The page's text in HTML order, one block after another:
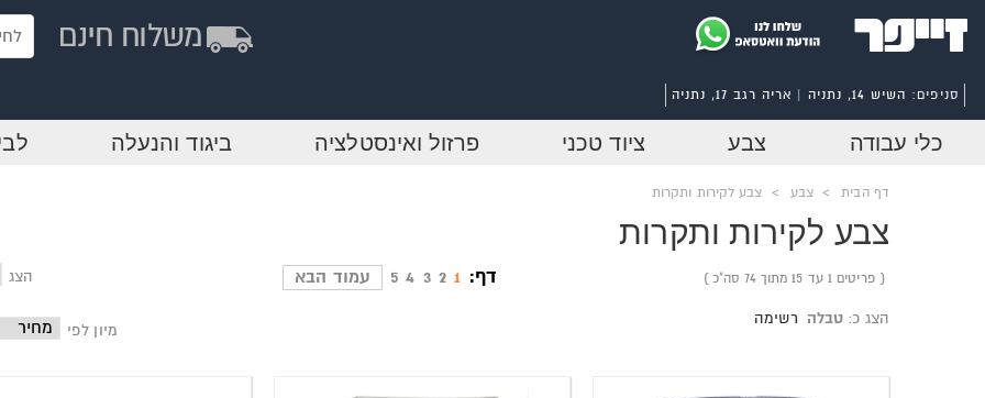
סניפים: השיש 14, נתניה | אריה רגב 17, נתניה
כלי עבודה צבע ציוד טכני פרזול ואינסטלציה ביגוד והנעלה
דף הבית > צבע > צבע לקירות ותקרות
צבע לקירות ותקרות
פריטים 1 עד 15 מתוך 74 סה"כ הצג דף: 1
2
3
4
5 עמוד הבא
הצג כ: טבלה
רשימה
מיון לפי